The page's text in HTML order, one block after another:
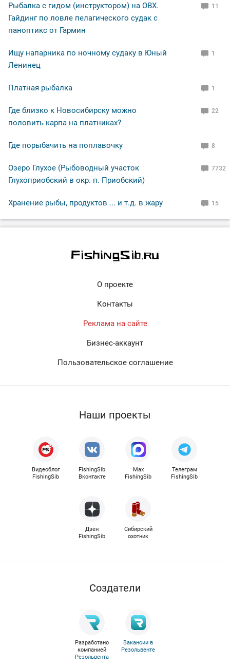
Рыбалка с гидом (инструктором) на ОВХ.
Гайдинг по ловле пелагического судак с
паноптикс от Гармин
11
Ищу напарника по ночному судаку в Юный
Ленинец
1
Платная рыбалка 1
Где близко к Новосибирску можно
половить карпа на платниках?
22
Где порыбачить на поплавочку 8
Озеро Глухое (Рыбоводный участок
Глухоприобский в окр. п. Приобский)
7732
Хранение рыбы, продуктов ... и т.д. в жару 15
О проекте
Контакты
Реклама на сайте
Бизнес-аккаунт
Пользовательское соглашение
Наши проекты
Видеоблог
FishingSib
FishingSib
Вконтакте
Max
FishingSib
Телеграм
FishingSib
Дзен
FishingSib
Сибирский
охотник
Cоздатели
Разработано
компанией
Резольвента
Вакансии в
Резольвенте